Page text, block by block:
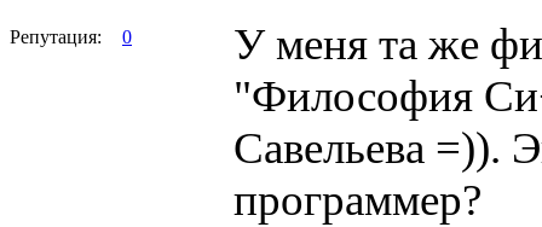
Репутация: 0
У меня та же
"Философия
Савельева =)).
программер?